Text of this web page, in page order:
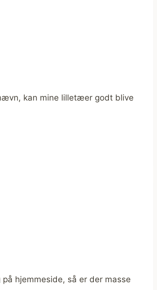
kan mine lilletæer godt blive
hjemmeside, så er der masse